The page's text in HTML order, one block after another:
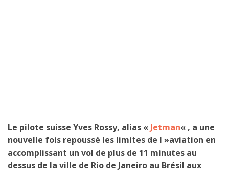
Le pilote suisse Yves Rossy, alias « Jetman« , a une
nouvelle fois repoussé les limites de l »aviation en
accomplissant un vol de plus de 11 minutes au
dessus de la ville de Rio de Janeiro au Brésil aux